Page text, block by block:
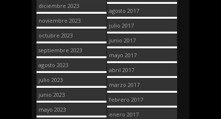
diciembre 2023
noviembre 2023
octubre 2023
septiembre 2023
agosto 2023
julio 2023
junio 2023
mayo 2023
agosto 2017
julio 2017
junio 2017
mayo 2017
abril 2017
marzo 2017
febrero 2017
enero 2017